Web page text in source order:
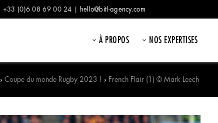
+33 (0)6 08 69 00 24 | hello@bitl-agency.com
À PROPOS NOS EXPERTISES
›Coupe du monde Rugby 2023 ! › French Flair (1) © Mark Leech